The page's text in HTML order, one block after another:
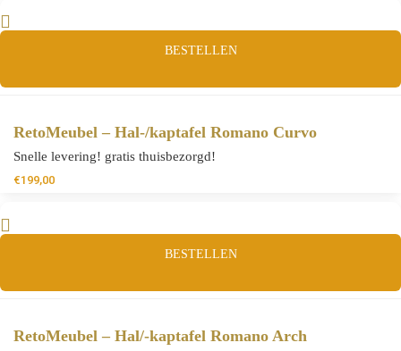
BESTELLEN
RetoMeubel – Hal-/kaptafel Romano Curvo
Snelle levering! gratis thuisbezorgd!
€199,00
BESTELLEN
RetoMeubel – Hal/-kaptafel Romano Arch